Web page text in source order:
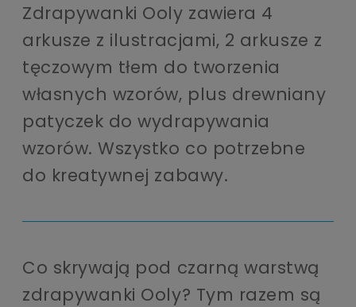
Zdrapywanki Ooly zawiera 4
arkusze z ilustracjami, 2 arkusze z
tęczowym tłem do tworzenia
własnych wzorów, plus drewniany
patyczek do wydrapywania
wzorów. Wszystko co potrzebne
do kreatywnej zabawy.
Co skrywają pod czarną warstwą
zdrapywanki Ooly? Tym razem są